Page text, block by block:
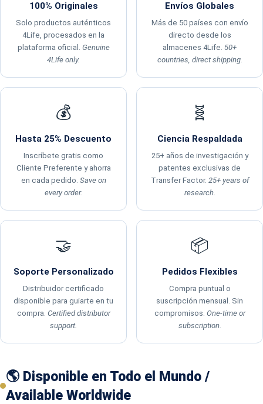
100% Originales
Solo productos auténticos
4Life, procesados en la
plataforma oficial. Genuine
4Life only.
Envíos Globales
Más de 50 países con envío
directo desde los
almacenes 4Life. 50+
countries, direct shipping.
💰
Hasta 25% Descuento
Inscríbete gratis como
Cliente Preferente y ahorra
en cada pedido. Save on
every order.
🧬
Ciencia Respaldada
25+ años de investigación y
patentes exclusivas de
Transfer Factor. 25+ years of
research.
🤝
Soporte Personalizado
Distribuidor certificado
disponible para guiarte en tu
compra. Certified distributor
support.
📦
Pedidos Flexibles
Compra puntual o
suscripción mensual. Sin
compromisos. One-time or
subscription.
🌎 Disponible en Todo el Mundo /
Available Worldwide